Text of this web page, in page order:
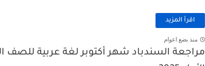
اقرأ المزيد
منذ بضع اعوام